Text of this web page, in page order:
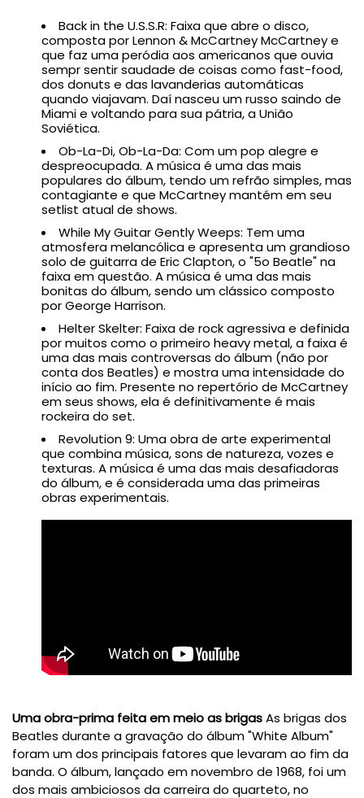
Back in the U.S.S.R: Faixa que abre o disco,
composta por Lennon & McCartney McCartney e
que faz uma peródia aos americanos que ouvia
sempr sentir saudade de coisas como fast-food,
dos donuts e das lavanderias automáticas
quando viajavam. Daí nasceu um russo saindo de
Miami e voltando para sua pátria, a União
Soviética.
Ob-La-Di, Ob-La-Da: Com um pop alegre e
despreocupada. A música é uma das mais
populares do álbum, tendo um refrão simples, mas
contagiante e que McCartney mantém em seu
setlist atual de shows.
While My Guitar Gently Weeps: Tem uma
atmosfera melancólica e apresenta um grandioso
solo de guitarra de Eric Clapton, o "5o Beatle" na
faixa em questão. A música é uma das mais
bonitas do álbum, sendo um clássico composto
por George Harrison.
Helter Skelter: Faixa de rock agressiva e definida
por muitos como o primeiro heavy metal, a faixa é
uma das mais controversas do álbum (não por
conta dos Beatles) e mostra uma intensidade do
início ao fim. Presente no repertório de McCartney
em seus shows, ela é definitivamente é mais
rockeira do set.
Revolution 9: Uma obra de arte experimental
que combina música, sons de natureza, vozes e
texturas. A música é uma das mais desafiadoras
do álbum, e é considerada uma das primeiras
obras experimentais.
Uma obra-prima feita em meio as brigasAs brigas dos
Beatles durante a gravação do álbum "White Album"
foram um dos principais fatores que levaram ao fim da
banda. O álbum, lançado em novembro de 1968, foi um
dos mais ambiciosos da carreira do quarteto, no